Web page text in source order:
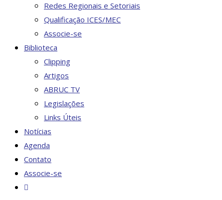
Redes Regionais e Setoriais
Qualificação ICES/MEC
Associe-se
Biblioteca
Clipping
Artigos
ABRUC TV
Legislações
Links Úteis
Notícias
Agenda
Contato
Associe-se